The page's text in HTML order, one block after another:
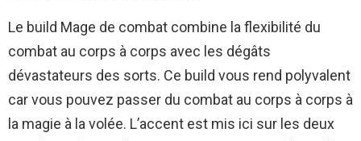
Le build Mage de combat combine la flexibilité du
combat au corps à corps avec les dégâts
dévastateurs des sorts. Ce build vous rend polyvalent
car vous pouvez passer du combat au corps à corps à
la magie à la volée. L’accent est mis ici sur les deux